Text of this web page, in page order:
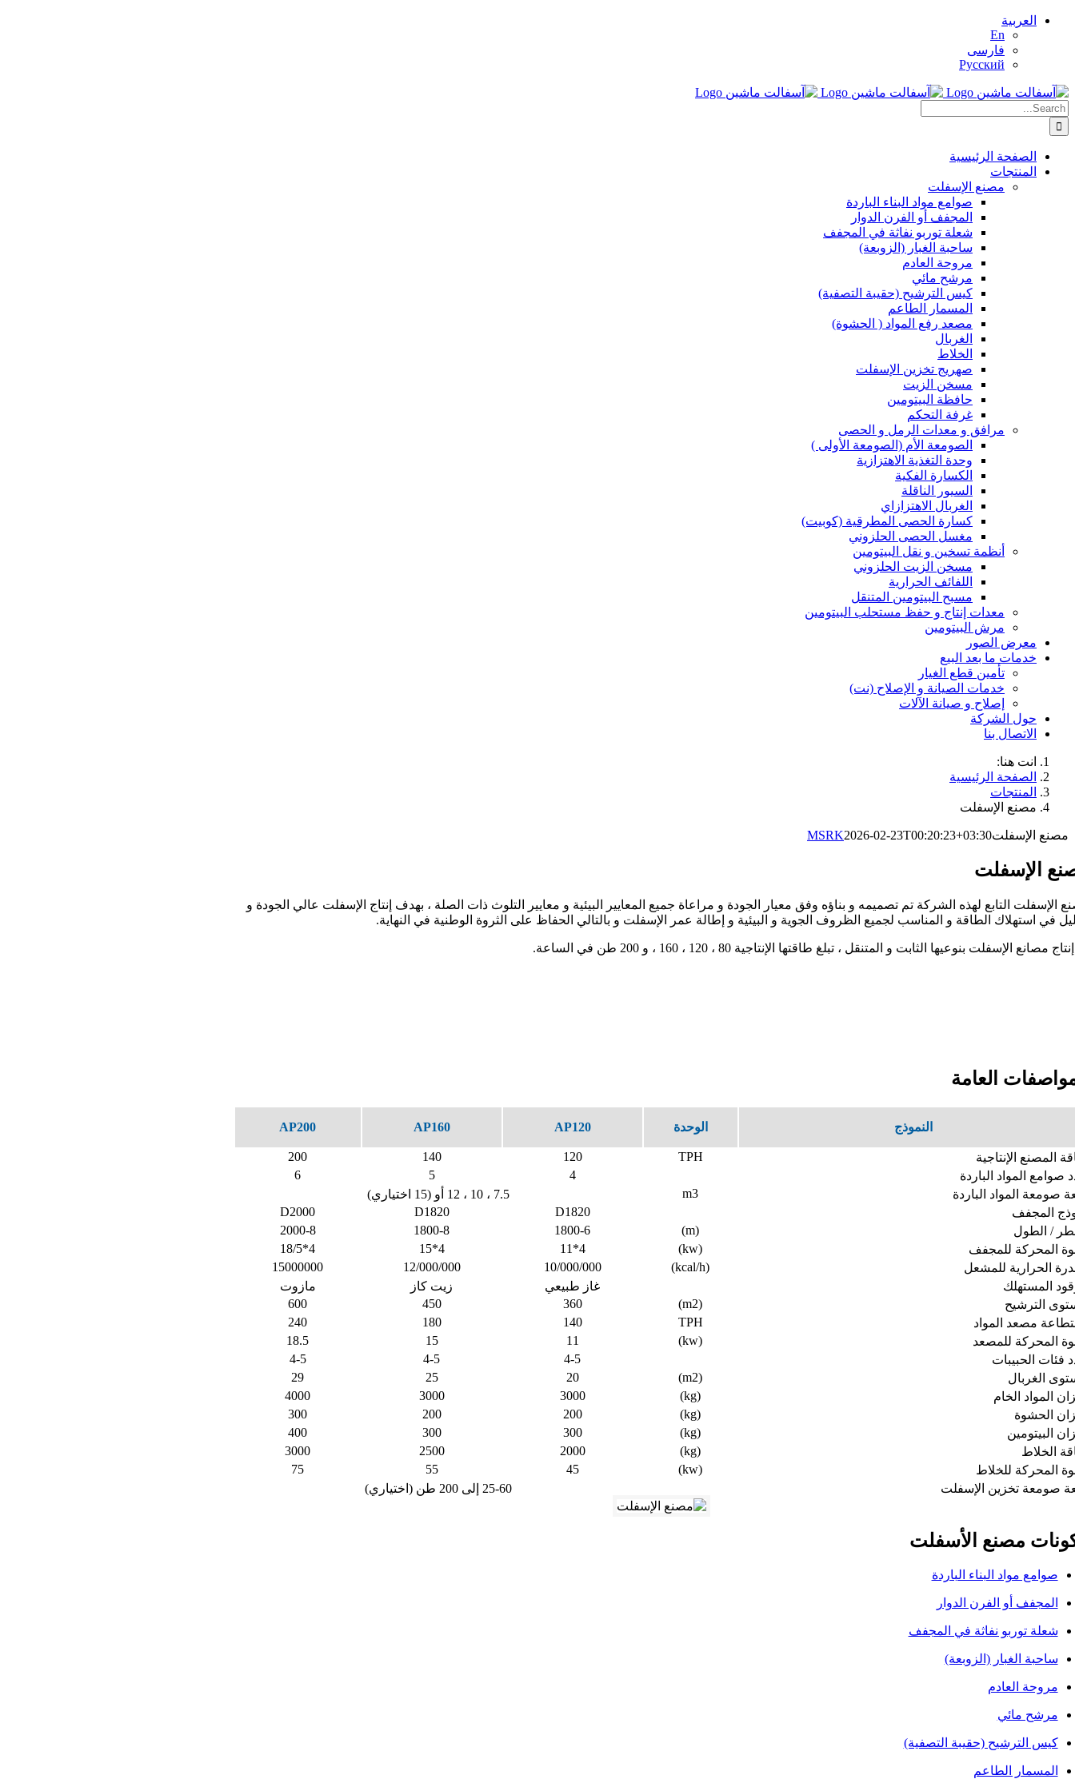
Skip
العربية
En
فارسی
Русский
Search
for:
الصفحة الرئيسية
المنتجات
مصنع الإسفلت
صوامع مواد البناء الباردة
المجفف أو الفرن الدوار
شعلة توربو نفاثة في المجفف
ساحبة الغبار (الزوبعة)
مروحة العادم
مرشح مائي
كيس الترشيح (حقيبة التصفية)
المسمار الطاعم
مصعد رفع المواد ( الحشوة)
الغربال
الخلاط
صهريج تخزين الإسفلت
مسخن الزيت
حافظة البيتومين
غرفة التحكم
مرافق و معدات الرمل و الحصى
الصومعة الأم (الصومعة الأولى )
وحدة التغذية الاهتزازية
الكسارة الفكية
السيور الناقلة
الغربال الاهتزازاي
كسارة الحصى المطرقية (كوبيت)
مغسل الحصى الحلزوني
أنظمة تسخين و نقل البيتومين
مسخن الزيت الحلزوني
اللفائف الحرارية
مسبح البيتومين المتنقل
معدات إنتاج و حفظ مستحلب البيتومين
مرش البيتومين
معرض الصور
خدمات ما بعد البيع
تأمين قطع الغيار
خدمات الصيانة و الإصلاح (نت)
إصلاح و صيانة الآلات
حول الشركة
الاتصال بنا
انت هنا:
الصفحة الرئيسية
المنتجات
مصنع الإسفلت
مصنع الإسفلت MSRK2026-02-23T00:20:23+03:30
الإسفلت
الإسفلت التابع لهذه الشركة تم تصميمه و بناؤه وفق معيار الجودة و مراعاة جميع المعايير البيئية و معايير التلوث ذات الصلة ، بهدف إنتاج الإسفلت عالي الجودة و
في استهلاك الطاقة و المناسب لجميع الظروف الجوية و البيئية و إطالة عمر الإسفلت و بالتالي الحفاظ على الثروة الوطنية في النهاية.
مصانع الإسفلت بنوعيها الثابت و المتنقل ، تبلغ طاقتها الإنتاجية 80 ، 120 ، 160 ، و 200 طن في الساعة.
العامة
النموذج الوحدة AP120
AP160
AP200
المصنع الإنتاجية TPH
120
140
200
صوامع المواد الباردة
4
5
6
صومعة المواد الباردة
m3
7.5 ، 10 ، 12 أو (15 اختياري)
المجفف
D1820
D1820
D2000
/ الطول
(m)
1800-6
1800-8
2000-8
المحركة للمجفف
(kw)
4*11
4*15
4*18/5
الحرارية للمشعل
(kcal/h)
10/000/000
12/000/000
15000000
المستهلك
غاز طبيعي زيت كاز
مازوت
الترشيح
(m2)
360
450
600
مصعد المواد
TPH
140
180
240
المحركة للمصعد
(kw)
11
15
18.5
فئات الحبيبات
4-5
4-5
4-5
الغربال
(m2)
20
25
29
المواد الخام
(kg)
3000
3000
4000
الحشوة
(kg)
200
200
300
البيتومين
(kg)
300
300
400
الخلاط
(kg)
2000
2500
3000
المحركة للخلاط
(kw)
45
55
75
صومعة تخزين الإسفلت
25-60 إلى 200 طن (اختياري)
مصنع الأسفلت
صوامع مواد البناء الباردة
المجفف أو الفرن الدوار
شعلة توربو نفاثة في المجفف
ساحبة الغبار (الزوبعة)
مروحة العادم
مرشح مائي
كيس الترشيح (حقيبة التصفية)
المسمار الطاعم